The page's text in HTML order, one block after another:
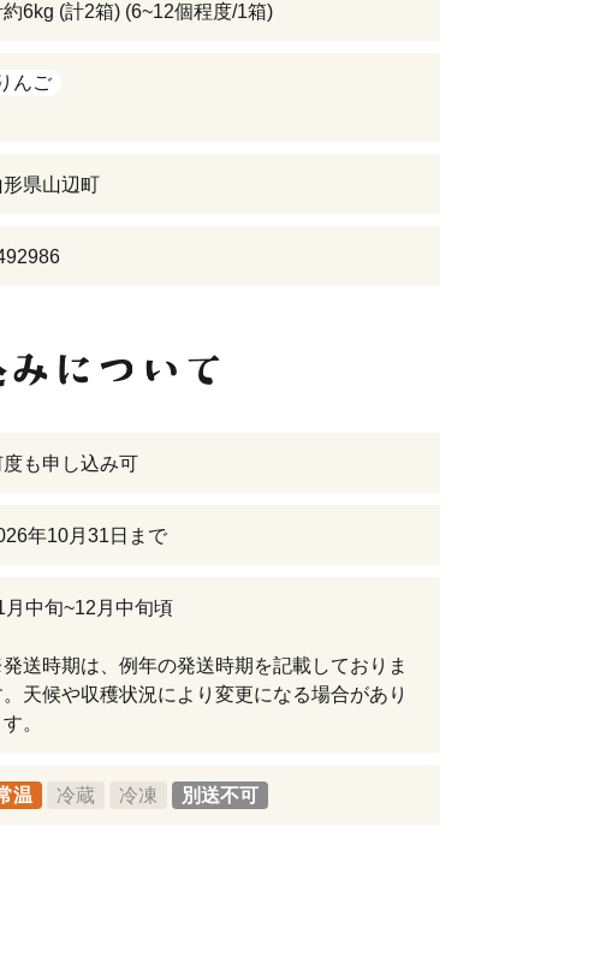
約6kg (計2箱) (6~12個程度/1箱)
んご
形県山辺町
度も申し込み可
年10月31日まで
月中旬~12月中旬頃
送時期は、例年の発送時期を記載しておりま
。天候や収穫状況により変更になる場合があり
。
温 冷蔵 冷凍 別送不可